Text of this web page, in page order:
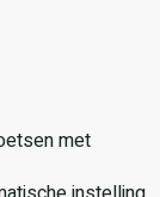
met